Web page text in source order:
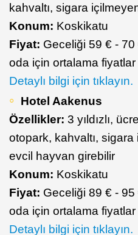
kahvaltı, sigara
Konum: Koskikatu
Fiyat: Geceliği 59 € -
oda için ortalama fiyatlar
Detaylı bilgi için tıklayın.
Hotel Aakenus
Özellikler: 3 yıldızlı,
otopark, kahvaltı,
evcil hayvan girebilir
Konum: Koskikatu
Fiyat: Geceliği 89 € -
oda için ortalama fiyatlar
Detaylı bilgi için tıklayın.